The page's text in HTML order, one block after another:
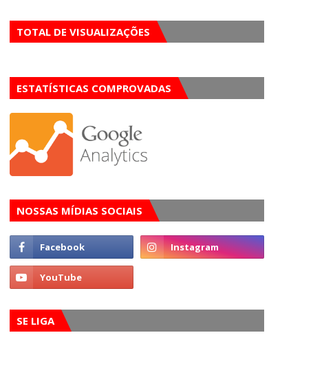
TOTAL DE VISUALIZAÇÕES
ESTATÍSTICAS COMPROVADAS
NOSSAS MÍDIAS SOCIAIS
SE LIGA